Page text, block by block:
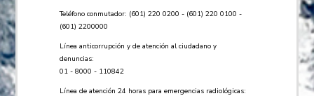
Teléfono conmutador: (601) 220 0200 - (601) 220 0100 -
(601) 2200000
Línea anticorrupción y de atención al ciudadano y
denuncias:
01 - 8000 - 110842
Línea de atención 24 horas para emergencias radiológicas: